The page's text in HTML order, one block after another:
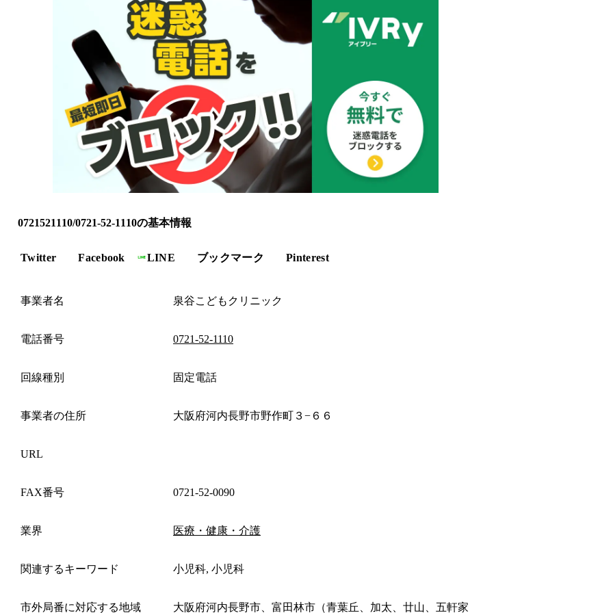
0721521110/0721-52-1110の基本情報
Twitter Facebook LINE ブックマーク Pinterest
事業者名 泉谷こどもクリニック
電話番号 0721-52-1110
回線種別 固定電話
事業者の住所 大阪府河内長野市野作町３−６６
URL
FAX番号 0721-52-0090
業界 医療・健康・介護
関連するキーワード 小児科, 小児科
市外局番に対応する地域 大阪府河内長野市、富田林市（青葉丘、加太、廿山、五軒家